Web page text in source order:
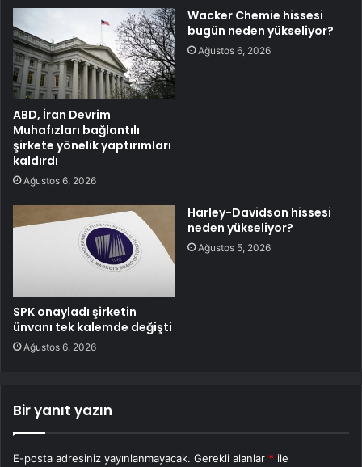
ABD, İran Devrim
Muhafızları bağlantılı
şirkete yönelik yaptırımları
kaldırdı
Ağustos 6, 2026
Wacker Chemie hissesi
bugün neden yükseliyor?
Ağustos 6, 2026
SPK onayladı şirketin
ünvanı tek kalemde değişti
Ağustos 6, 2026
Harley-Davidson hissesi
neden yükseliyor?
Ağustos 5, 2026
Bir yanıt yazın
E-posta adresiniz yayınlanmayacak. Gerekli alanlar * ile